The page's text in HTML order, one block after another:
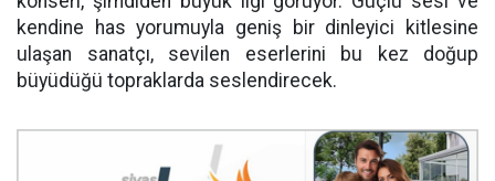
kendine has yorumuyla geniş bir dinleyici kitlesine
ulaşan sanatçı, sevilen eserlerini bu kez doğup
büyüdüğü topraklarda seslendirecek.